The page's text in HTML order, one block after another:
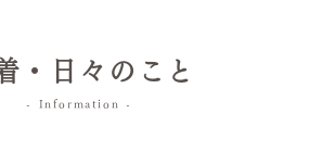
・日々のこと
- Information -